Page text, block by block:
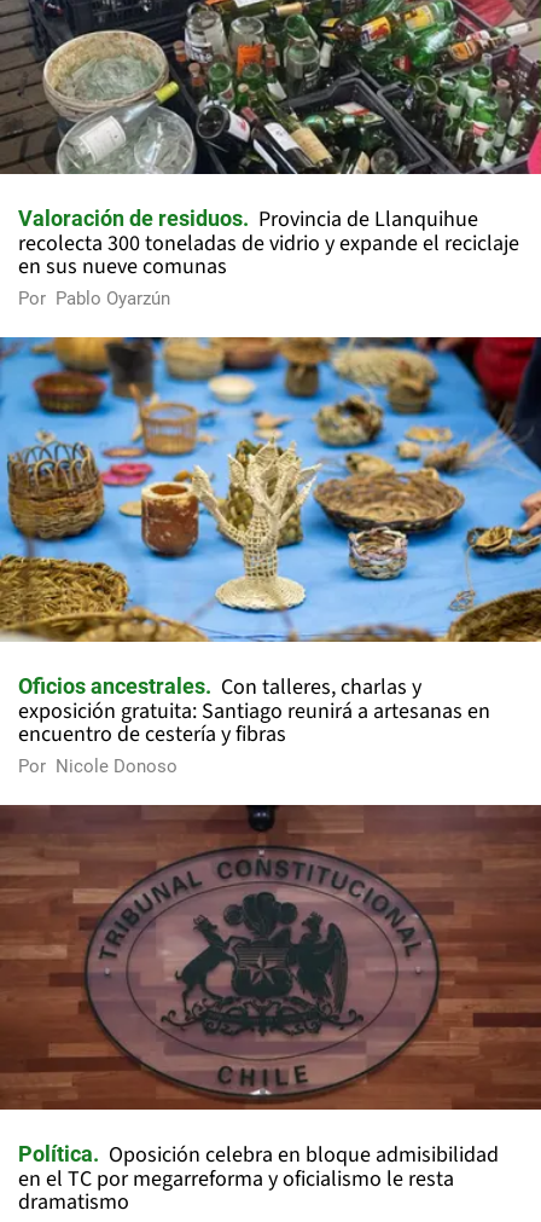
Valoración de residuos
Provincia de Llanquihue
recolecta 300 toneladas de vidrio y expande el reciclaje
en sus nueve comunas
Por Pablo Oyarzún
Oficios ancestrales
Con talleres, charlas y
exposición gratuita: Santiago reunirá a artesanas en
encuentro de cestería y fibras
Por Nicole Donoso
Política
Oposición celebra en bloque admisibilidad
en el TC por megarreforma y oficialismo le resta
dramatismo